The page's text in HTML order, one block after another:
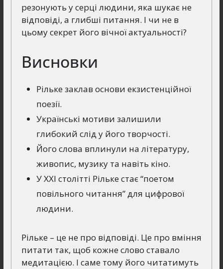
резонують у серці людини, яка шукає не
відповіді, а глибші питання. І чи не в
цьому секрет його вічної актуальності?
Висновки
Рільке заклав основи екзистенційної
поезії.
Українські мотиви залишили
глибокий слід у його творчості.
Його слова вплинули на літературу,
живопис, музику та навіть кіно.
У XXI столітті Рільке стає “поетом
повільного читання” для цифрової
людини.
Рільке – це не про відповіді. Це про вміння
питати так, щоб кожне слово ставало
медитацією. І саме тому його читатимуть